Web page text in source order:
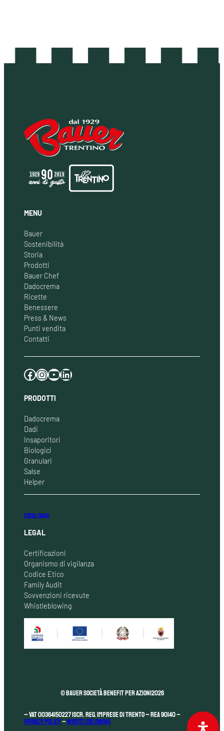
MENU
Bauer
Sostenibilità
Storia
Prodotti
Bauer Chef
Dadocrema
Ricette
Benessere
Press & News
Punti vendita
Contatti
Facebook Instagram YouTube LinkedIn
PRODOTTI
Dadocrema
Dadi
Insaporitori
Biologici
Granulari
Salse
Helper
CATALOGHI
LEGAL
Certificazioni
Organismo di vigilanza
Codice Etico
Family Audit
Sovvenzioni ricevute
Whistleblowing
© Bauer Società Benefit per Azioni2026
– VAT 00364150227 Iscr. Reg. Imprese di Trento – REA 90140 –
Privacy Policy–Whistleblowing